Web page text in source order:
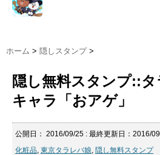
ホーム > 隠しスタンプ >
隠し無料スタンプ::
キャラ「おアゲ」
公開日： 2016/09/25 : 最終更新日：2016/
化粧品, 東京タラレバ娘, 隠し無料スタンプ